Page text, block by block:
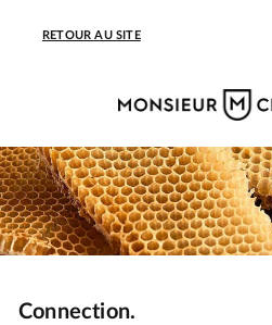
RETOUR AU SITE
Connection.